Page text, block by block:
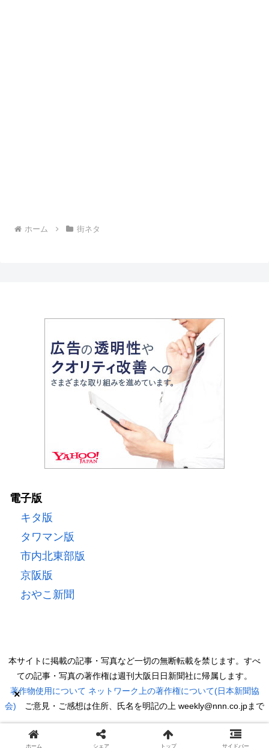
ホーム 街ネタ
×
電子版
キタ版
タワマン版
市内北東部版
京阪版
おやこ新聞
本サイトに掲載の記事・写真など一切の無断転載を禁じます。すべ
ての記事・写真の著作権は週刊大阪日日新聞社に帰属します。
著作物使用について ネットワーク上の著作権について(日本新聞協
会) ご意見・ご感想は住所、氏名を明記の上 weekly@nnn.co.jpまで
Copyright © 2022 週刊大阪日日新聞 All Rights Reserved.
ホーム シェア トップ サイドバー